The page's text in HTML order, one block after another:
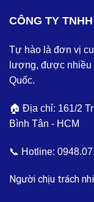
CÔNG TY
Tự hào là đơn vị
lượng, được nhiều
Quốc.
🏠 Địa chỉ: 161/2
Bình Tân - HCM
📞 Hotline:
Người chịu trách